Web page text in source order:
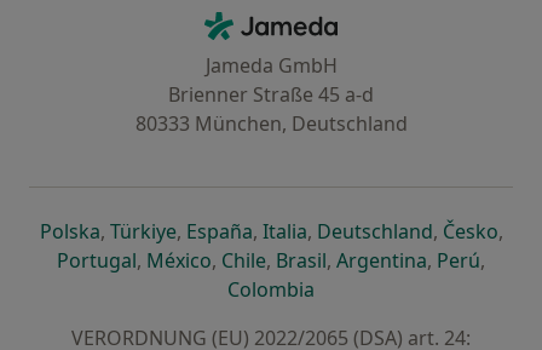
Jameda - Startseite
Jameda GmbH
Brienner Straße 45 a-d
80333 München, Deutschland
Polskaöffnet in einer neuen Registerkarte
, Türkiyeöffnet in einer neuen Registerkarte
, Españaöffnet in einer neuen
, Italiaöffnet in einer neuen
, Deutschlandöffnet in
, Česko,
Portugalöffnet in einer neuen Registerkarte
, Méxicoöffnet in einer neuen Registerkarte
, Chileöffnet in einer neuen
, Brasilöffnet in einer neuen
, Argentinaöffnet in
, Perúöffnet
,
Colombia
VERORDNUNG (EU) 2022/2065 (DSA) art. 24: